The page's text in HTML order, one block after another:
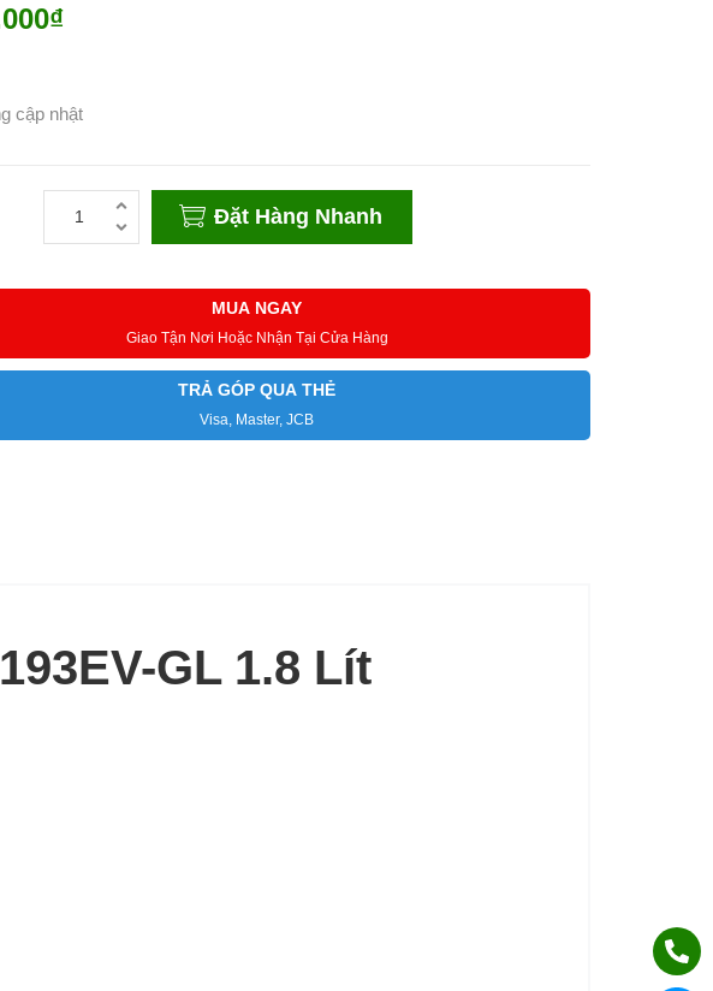
cập nhật
Đặt Hàng Nhanh
MUA NGAY
Giao Tận Nơi Hoặc Nhận Tại Cửa Hàng
TRẢ GÓP QUA THẺ
Visa, Master, JCB
GL 1.8 Lít